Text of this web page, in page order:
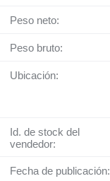
Peso neto:
Peso bruto:
Ubicación:
Id. de stock del
vendedor:
Fecha de publicación: